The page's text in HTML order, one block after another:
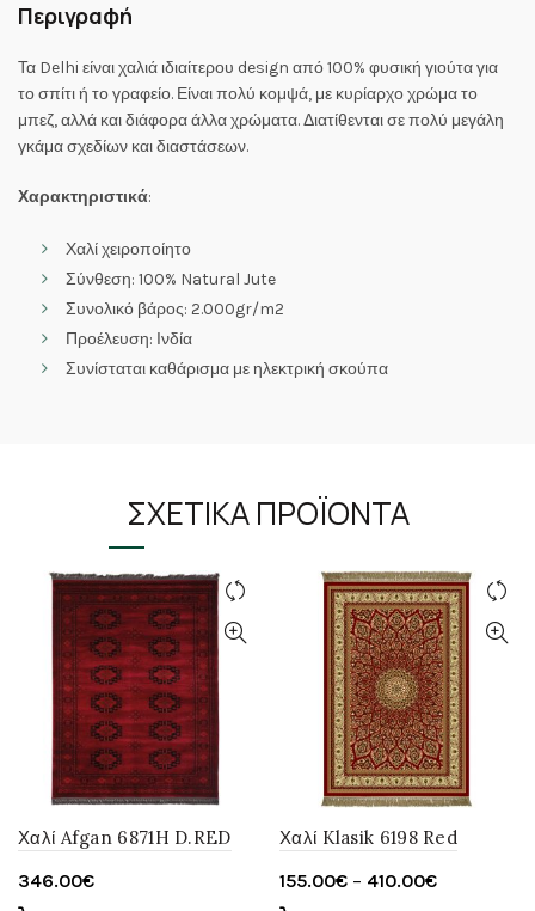
Περιγραφή
Τα Delhi είναι χαλιά ιδιαίτερου design από 100% φυσική γιούτα για
το σπίτι ή το γραφείο. Είναι πολύ κομψά, με κυρίαρχο χρώμα το
μπεζ, αλλά και διάφορα άλλα χρώματα. Διατίθενται σε πολύ μεγάλη
γκάμα σχεδίων και διαστάσεων.
Χαρακτηριστικά:
Χαλί χειροποίητο
Σύνθεση: 100% Natural Jute
Συνολικό βάρος: 2.000gr/m2
Προέλευση: Ινδία
Συνίσταται καθάρισμα με ηλεκτρική σκούπα
ΣΧΕΤΙΚΆ ΠΡΟΪΌΝΤΑ
Χαλί Afgan 6871H D.RED
346.00€
Χαλί Klasik 6198 Red
155.00€ – 410.00€Price